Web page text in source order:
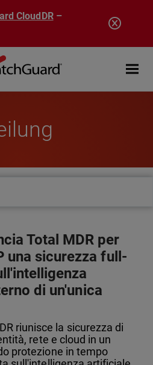
CloudDR–
Open
Total MDR per
una sicurezza full-
di un'unica
riunisce la sicurezza di
rete e cloud in un
protezione in tempo